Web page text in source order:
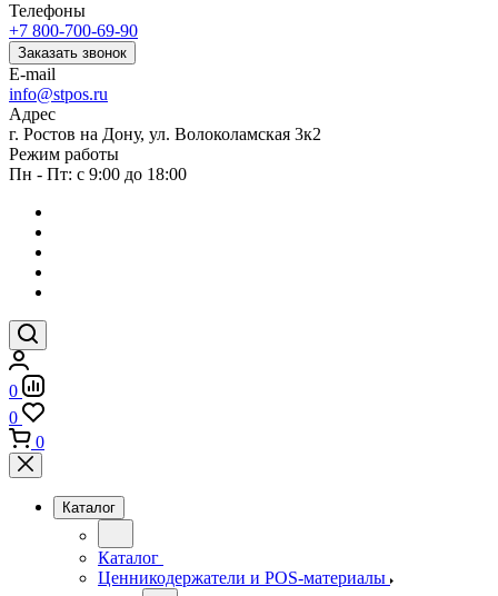
Телефоны
+7 800-700-69-90
Заказать звонок
E-mail
info@stpos.ru
Адрес
г. Ростов на Дону, ул. Волоколамская 3к2
Режим работы
Пн - Пт: с 9:00 до 18:00
0
0
0
Каталог
Каталог
Ценникодержатели и POS-материалы